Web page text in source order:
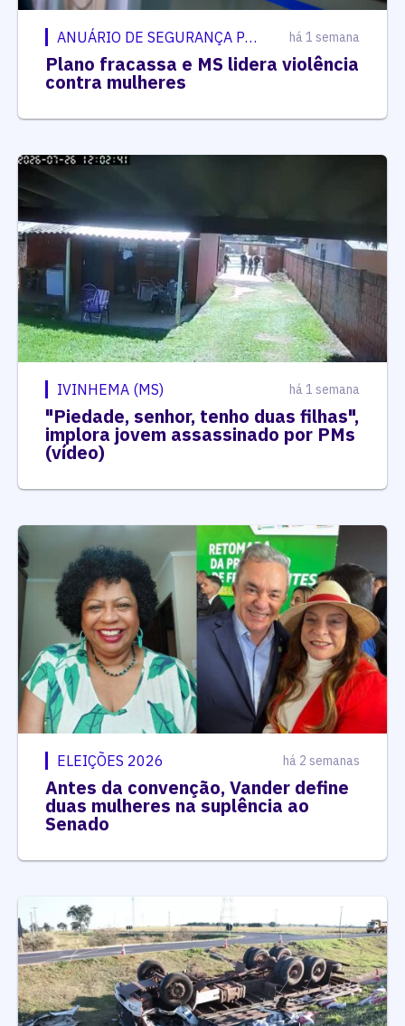
ANUÁRIO DE SEGURANÇA PÚBLICA há 1 semana
Plano fracassa e MS lidera violência
contra mulheres
IVINHEMA (MS) há 1 semana
"Piedade, senhor, tenho duas filhas",
implora jovem assassinado por PMs
(vídeo)
ELEIÇÕES 2026 há 2 semanas
Antes da convenção, Vander define
duas mulheres na suplência ao
Senado